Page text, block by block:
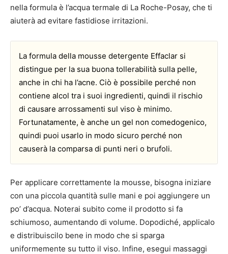
nella formula è l’acqua termale di La Roche-Posay, che ti
aiuterà ad evitare fastidiose irritazioni.
La formula della mousse detergente Effaclar si
distingue per la sua buona tollerabilità sulla pelle,
anche in chi ha l’acne. Ciò è possibile perché non
contiene alcol tra i suoi ingredienti, quindi il rischio
di causare arrossamenti sul viso è minimo.
Fortunatamente, è anche un gel non comedogenico,
quindi puoi usarlo in modo sicuro perché non
causerà la comparsa di punti neri o brufoli.
Per applicare correttamente la mousse, bisogna iniziare
con una piccola quantità sulle mani e poi aggiungere un
po’ d’acqua. Noterai subito come il prodotto si fa
schiumoso, aumentando di volume. Dopodiché, applicalo
e distribuiscilo bene in modo che si sparga
uniformemente su tutto il viso. Infine, esegui massaggi